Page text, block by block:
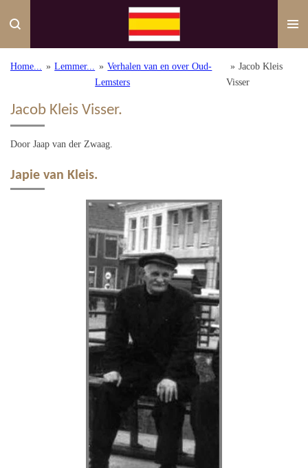
direct
de
Home... » Lemmer... » Verhalen van en over Oud-
Lemsters
» Jacob Kleis
Visser
Jacob Kleis Visser.
Door Jaap van der Zwaag.
Japie van Kleis.